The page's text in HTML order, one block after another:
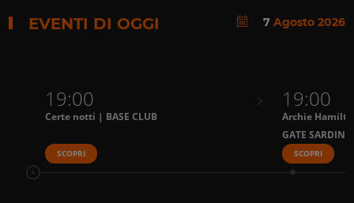
EVENTI DI OGGI 7Agosto 2026
19:00
Certe notti | BASE CLUB
SCOPRI
19:00
Archie
GATE
SCOPRI